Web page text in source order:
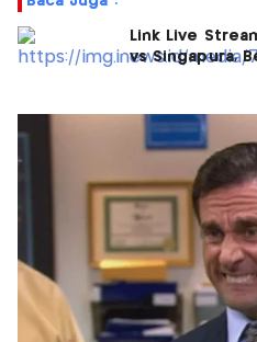
Link Live
vs Singapura,